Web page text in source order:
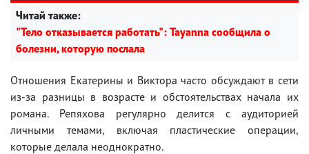
Читай также:
"Тело отказывается работать": Tayanna сообщила о
болезни, которую послала
Отношения Екатерины и Виктора часто обсуждают в сети
из-за разницы в возрасте и обстоятельствах начала их
романа. Репяхова регулярно делится с аудиторией
личными темами, включая пластические операции,
которые делала неоднократно.